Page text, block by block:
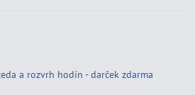
a rozvrh hodín - darček zdarma